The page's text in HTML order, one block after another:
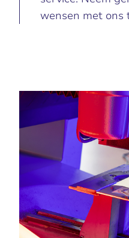
wensen met ons